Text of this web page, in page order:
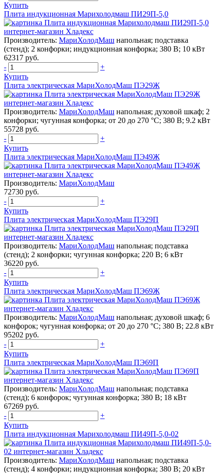
Купить
Плита индукционная Марихолодмаш ПИ29П-5,0
Производитель: МариХолодМаш напольная; подставка
(стенд); 2 конфорки; индукционная конфорка; 380 В; 10 кВт
62317 руб.
-
+
Купить
Плита электрическая МариХолодМаш ПЭ29Ж
Производитель: МариХолодМаш напольная; духовой шкаф; 2
конфорки; чугунная конфорка; от 20 до 270 °С; 380 В; 9.2 кВт
55728 руб.
-
+
Купить
Плита электрическая МариХолодМаш ПЭ49Ж
Производитель: МариХолодМаш
72730 руб.
-
+
Купить
Плита электрическая МариХолодМаш ПЭ29П
Производитель: МариХолодМаш напольная; подставка
(стенд); 2 конфорки; чугунная конфорка; 220 В; 6 кВт
36220 руб.
-
+
Купить
Плита электрическая МариХолодМаш ПЭ69Ж
Производитель: МариХолодМаш напольная; духовой шкаф; 6
конфорок; чугунная конфорка; от 20 до 270 °С; 380 В; 22.8 кВт
95202 руб.
-
+
Купить
Плита электрическая МариХолодМаш ПЭ69П
Производитель: МариХолодМаш напольная; подставка
(стенд); 6 конфорок; чугунная конфорка; 380 В; 18 кВт
67269 руб.
-
+
Купить
Плита индукционная Марихолодмаш ПИ49П-5,0-02
Производитель: МариХолодМаш напольная; подставка
(стенд); 4 конфорки; индукционная конфорка; 380 В; 20 кВт